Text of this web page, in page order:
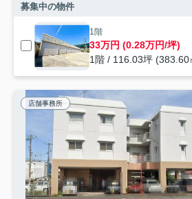
募集中の物件
1階
33万円 (0.28万円/坪)
1階 / 116.03坪 (383.60
店舗事務所